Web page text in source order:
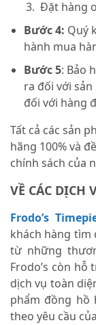
Đặt hàng
Bước 4: Quý
hành mua
Bước 5: Bảo
ra đối với
đối với hàng
Tất cả các sản
hãng 100% và
chính sách của
VỀ CÁC DỊCH
Frodo’s
khách hàng tìm
từ những
Frodo’s còn
dịch vụ toàn
phẩm đồng hồ
theo yêu cầu